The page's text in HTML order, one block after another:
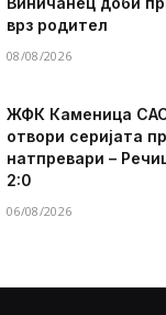
врз родител
08/08/2026
ЖФК Каменица
отвори серијата
натпревари –
2:0
06/08/2026